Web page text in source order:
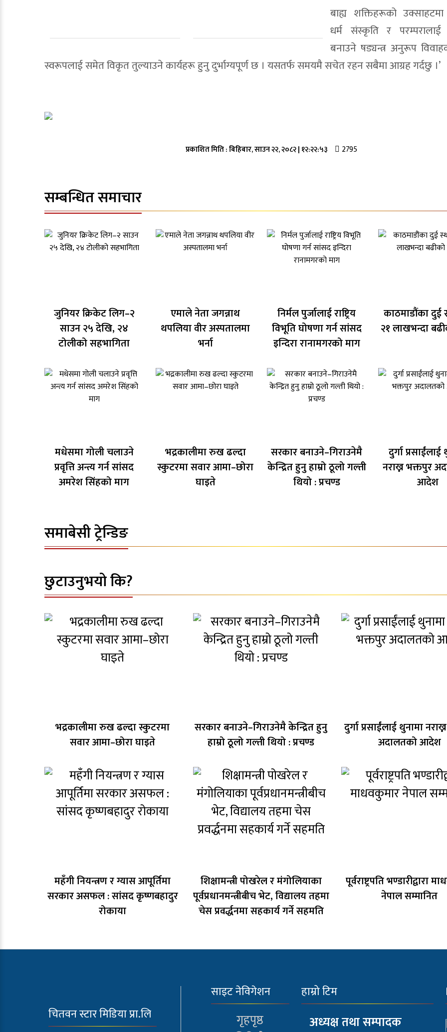
बाह्य शक्तिहरूको
धर्म संस्कृति र
बनाउने षड्यन्त्र अनुरूप
स्वरूपलाई समेत विकृत तुल्याउने कार्यहरू हुनु दुर्भाग्यपूर्ण छ । यसतर्फ समयमै सचेत रहन सबैमा आग्रह गर्दछु ।’
प्रकाशित मिति :बिहिबार, साउन २२, २०८२| १२:२२:५३ 2795
सम्बन्धित समाचार
जुनियर क्रिकेट लिग–२
साउन २५ देखि, २४
टोलीको सहभागिता
एमाले नेता जगन्नाथ
थपलिया वीर अस्पतालमा
भर्ना
निर्मल पुर्जालाई राष्ट्रिय
विभूति घोषणा गर्न सांसद
इन्दिरा रानामगरको माग
काठमाडौंका दुई
२१ लाखभन्दा
मधेसमा गोली चलाउने
प्रवृत्ति अन्त्य गर्न सांसद
अमरेश सिंहको माग
भद्रकालीमा रुख ढल्दा
स्कुटरमा सवार आमा–छोरा
घाइते
सरकार बनाउने–गिराउनेमै
केन्द्रित हुनु हाम्रो ठूलो गल्ती
थियो : प्रचण्ड
दुर्गा प्रसाईंलाई
नराख्न भक्तपुर
आदेश
समाबेसी ट्रेन्डिङ
छुटाउनुभयो कि?
भद्रकालीमा रुख ढल्दा स्कुटरमा
सवार आमा–छोरा घाइते
सरकार बनाउने–गिराउनेमै केन्द्रित हुनु
हाम्रो ठूलो गल्ती थियो : प्रचण्ड
दुर्गा प्रसाईंलाई थुनामा
अदालतको आदेश
महँगी नियन्त्रण र ग्यास आपूर्तिमा
सरकार असफल : सांसद कृष्णबहादुर
रोकाया
शिक्षामन्त्री पोखरेल र मंगोलियाका
पूर्वप्रधानमन्त्रीबीच भेट, विद्यालय तहमा
चेस प्रवर्द्धनमा सहकार्य गर्ने सहमति
पूर्वराष्ट्रपति भण्डारीद्वारा
नेपाल सम्मानित
चितवन स्टार मिडिया प्रा.लि
साइट नेविगेशन
गृहपृष्ठ
हाम्रो टिम
अध्यक्ष तथा सम्पादक